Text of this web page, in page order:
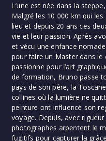
L’une est née dans la
Malgré les 10 000 km qui
lieu et depuis 20 ans ces
vie et leur passion. Après
et vécu une enfance
pour faire un Master dans
passionne pour l’art
de formation, Bruno passe
pays de son père, la
collines où la lumière ne
peinture ont influencé son
voyage. Depuis, avec
photographes arpentent le
fugitifs pour capturer la